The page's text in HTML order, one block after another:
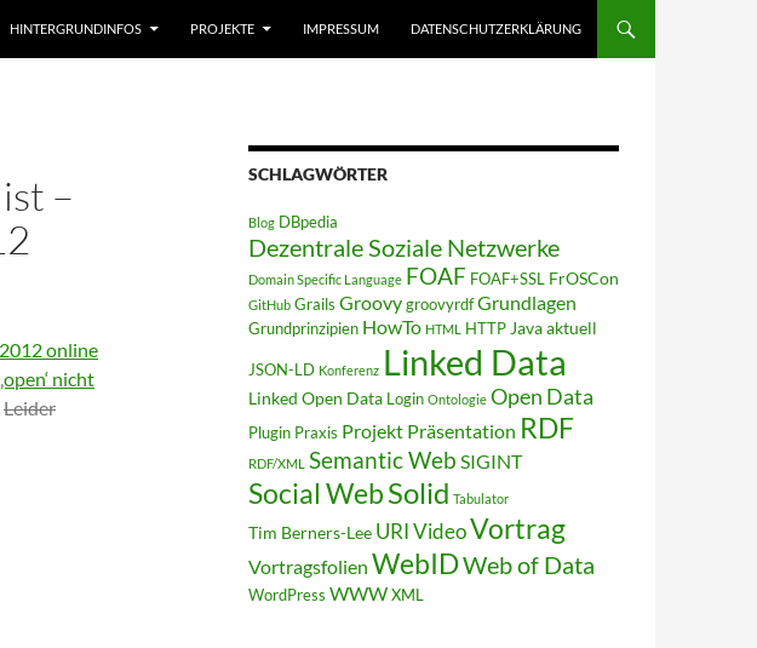
HINTERGRUNDINFOS PROJEKTE IMPRESSUM DATENSCHUTZERKLÄRUNG
–
online
nicht
Leider
SCHLAGWÖRTER
Blog DBpedia
Dezentrale Soziale Netzwerke
Domain Specific Language FOAF FOAF+SSL FrOSCon
GitHub Grails GroovygroovyrdfGrundlagen
Grundprinzipien HowTo HTML HTTP Java aktuell
JSON-LD Konferenz Linked Data
Linked Open Data Login Ontologie Open Data
Plugin Praxis Projekt Präsentation RDF
RDF/XML Semantic Web SIGINT
Social WebSolid Tabulator
Tim Berners-Lee URIVideoVortrag
Vortragsfolien WebIDWeb of Data
WordPress WWWXML